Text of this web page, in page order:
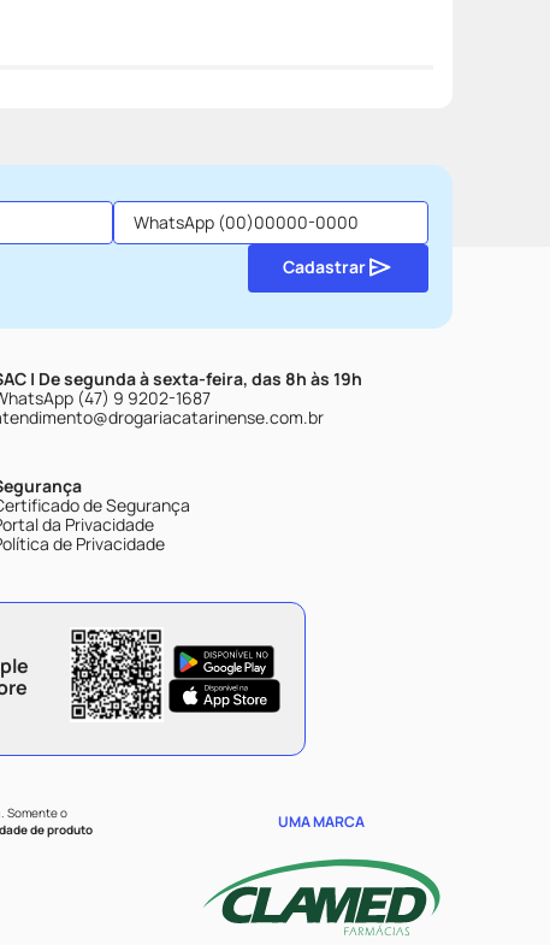
Cadastrar
| De segunda à sexta-feira, das 8h às 19h
(47) 9 9202-1687
de Segurança
da Privacidade
de Privacidade
Somente o
de produto
UMA MARCA